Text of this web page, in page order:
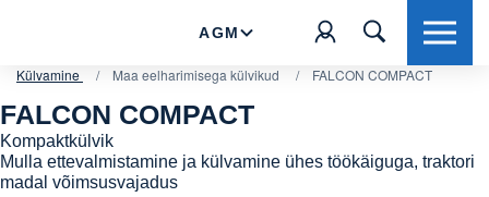
AGM
FALCON COMPACT
Külvamine / Maa eelharimisega külvikud / FALCON COMPACT
FALCON COMPACT
Kompaktkülvik
Mulla ettevalmistamine ja külvamine ühes töökäiguga, traktori
madal võimsusvajadus